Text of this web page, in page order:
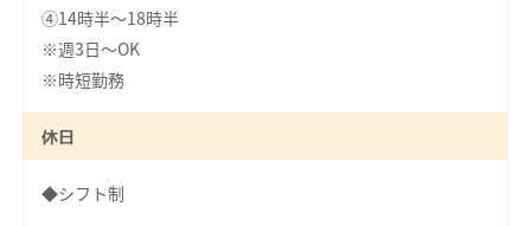
④14時半～18時半
※週3日～OK
※時短勤務
休日
◆シフト制